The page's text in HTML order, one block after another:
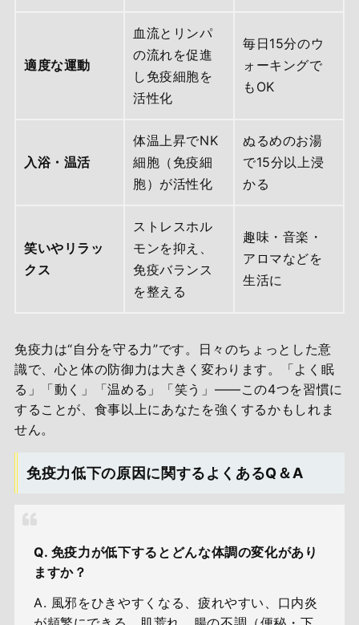
適度な運動
血流とリンパ
の流れを促進
し免疫細胞を
活性化
毎日15分のウ
ォーキングで
もOK
入浴・温活
体温上昇でNK
細胞（免疫細
胞）が活性化
ぬるめのお湯
で15分以上浸
かる
笑いやリラッ
クス
ストレスホル
モンを抑え、
免疫バランス
を整える
趣味・音楽・
アロマなどを
生活に
免疫力は“自分を守る力”です。日々のちょっとした意
識で、心と体の防御力は大きく変わります。「よく眠
る」「動く」「温める」「笑う」――この4つを習慣に
することが、食事以上にあなたを強くするかもしれま
せん。
免疫力低下の原因に関するよくあるQ＆A
Q. 免疫力が低下するとどんな体調の変化があり
ますか？
A. 風邪をひきやすくなる、疲れやすい、口内炎